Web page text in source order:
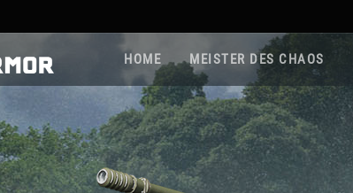
HOME MEISTER DES CHAOS